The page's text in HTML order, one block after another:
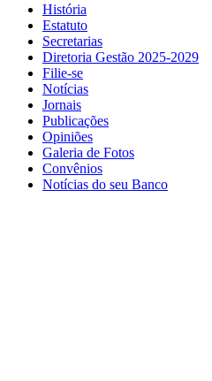
História
Estatuto
Secretarias
Diretoria Gestão 2025-2029
Filie-se
Notícias
Jornais
Publicações
Opiniões
Galeria de Fotos
Convênios
Notícias do seu Banco